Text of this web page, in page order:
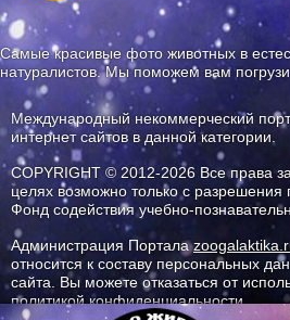
Самые красивые фото животных в
натуралистов. Мы поможем вам
Международный некоммерческий
интернет сайтов в данной категории.
COPYRIGHT © 2012-2026 Все права
целях возможно только с разрешения
Фонд содействия учебно-
Администрация Портала
относится к составу персональных
сайта. Вы можете отказаться от
политикой конфиденциальности.